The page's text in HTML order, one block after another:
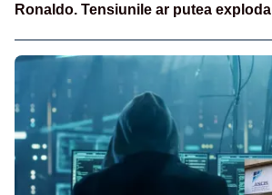
Ronaldo. Tensiunile ar putea exploda